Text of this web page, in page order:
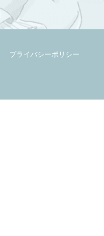
プライバシーポリシー